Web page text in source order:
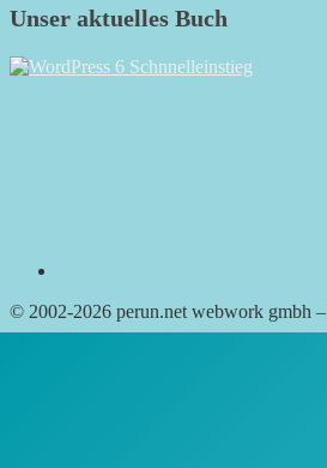
Unser aktuelles Buch
© 2002-2026 perun.net webwork gmbh –